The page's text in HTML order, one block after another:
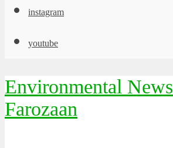
instagram
youtube
Environmental News
Farozaan